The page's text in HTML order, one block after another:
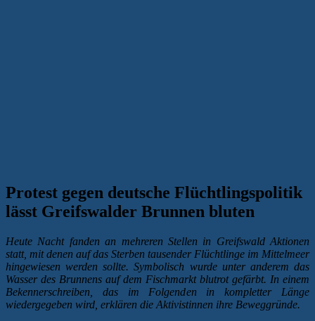
Protest gegen deutsche Flüchtlingspolitik
lässt Greifswalder Brunnen bluten
Heute Nacht fanden an mehreren Stellen in Greifswald Aktionen
statt, mit denen auf das Sterben tausender Flüchtlinge im Mittelmeer
hingewiesen werden sollte. Symbolisch wurde unter anderem das
Wasser des Brunnens auf dem Fischmarkt blutrot gefärbt. In einem
Bekennerschreiben, das im Folgenden in kompletter Länge
wiedergegeben wird, erklären die Aktivistinnen ihre Beweggründe.